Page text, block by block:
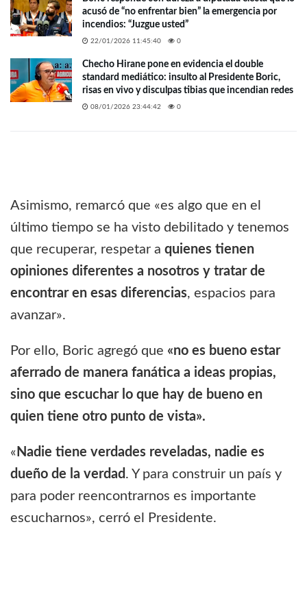
acusó de “no enfrentar bien” la emergencia por
incendios: “Juzgue usted”
22/01/2026 11:45:40 0
Checho Hirane pone en evidencia el double
standard mediático: insulto al Presidente Boric,
risas en vivo y disculpas tibias que incendian redes
08/01/2026 23:44:42 0
Asimismo, remarcó que «es algo que en el
último tiempo se ha visto debilitado y tenemos
que recuperar, respetar a quienes tienen
opiniones diferentes a nosotros y tratar de
encontrar en esas diferencias, espacios para
avanzar».
Por ello, Boric agregó que «no es bueno estar
aferrado de manera fanática a ideas propias,
sino que escuchar lo que hay de bueno en
quien tiene otro punto de vista».
« Nadie tiene verdades reveladas, nadie es
dueño de la verdad . Y para construir un país y
para poder reencontrarnos es importante
escucharnos», cerró el Presidente.